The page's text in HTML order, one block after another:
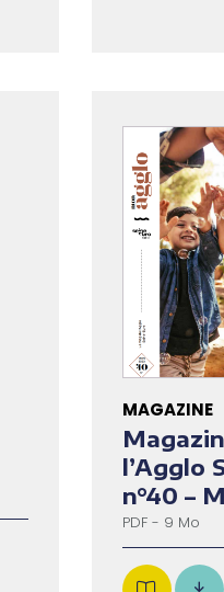
MAGAZINE
l’Agglo
n°40 –
PDF - 9 Mo